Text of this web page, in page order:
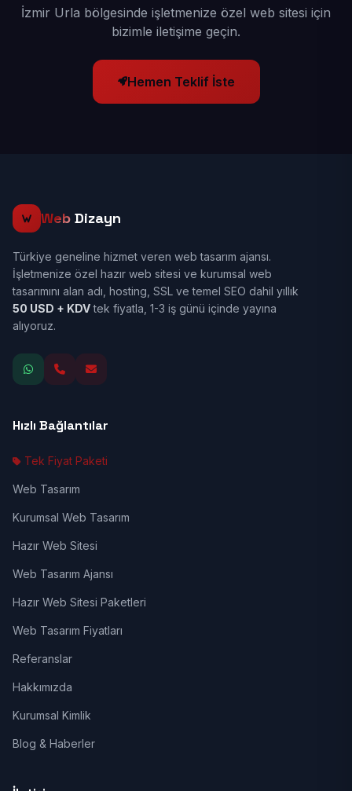
İzmir Urla bölgesinde işletmenize özel web sitesi için
bizimle iletişime geçin.
Hemen Teklif İste
Web Dizayn
Türkiye geneline hizmet veren web tasarım ajansı.
İşletmenize özel hazır web sitesi ve kurumsal web
tasarımını alan adı, hosting, SSL ve temel SEO dahil yıllık
50 USD + KDVtek fiyatla, 1-3 iş günü içinde yayına
alıyoruz.
Hızlı Bağlantılar
Tek Fiyat Paketi
Web Tasarım
Kurumsal Web Tasarım
Hazır Web Sitesi
Web Tasarım Ajansı
Hazır Web Sitesi Paketleri
Web Tasarım Fiyatları
Referanslar
Hakkımızda
Kurumsal Kimlik
Blog & Haberler